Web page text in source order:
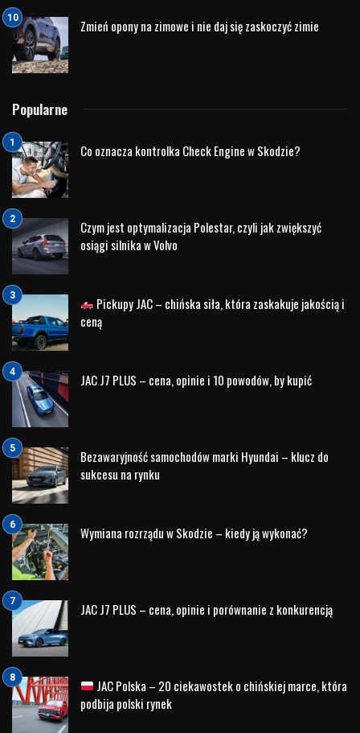
Zmień opony na zimowe i nie daj się zaskoczyć zimie
Popularne
Co oznacza kontrolka Check Engine w Skodzie?
Czym jest optymalizacja Polestar, czyli jak zwiększyć
osiągi silnika w Volvo
Pickupy JAC – chińska siła, która zaskakuje jakością i
ceną
JAC J7 PLUS – cena, opinie i 10 powodów, by kupić
Bezawaryjność samochodów marki Hyundai – klucz do
sukcesu na rynku
Wymiana rozrządu w Skodzie – kiedy ją wykonać?
JAC J7 PLUS – cena, opinie i porównanie z konkurencją
JAC Polska – 20 ciekawostek o chińskiej marce, która
podbija polski rynek